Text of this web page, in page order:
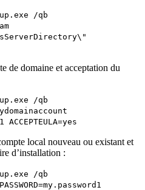
/qb
de domaine et acceptation du
/qb
ACCEPTEULA=yes
local nouveau ou existant et
d’installation :
/qb